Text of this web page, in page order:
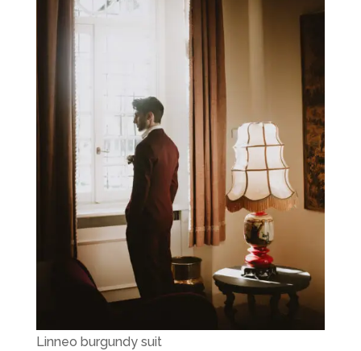
Linneo burgundy suit